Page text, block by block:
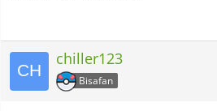
chiller123
Bisafan